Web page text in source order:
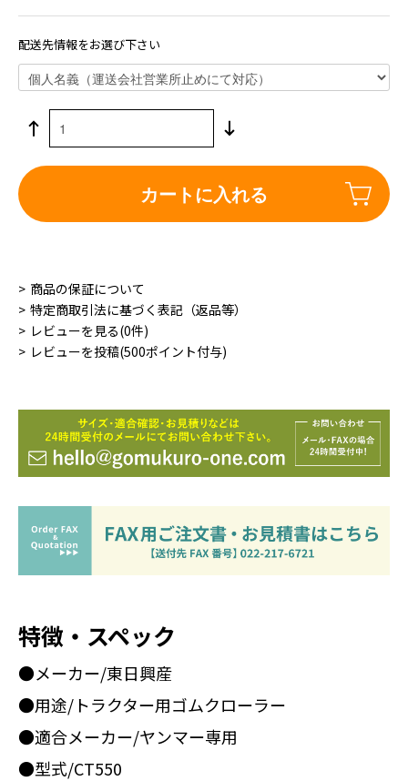
配送先情報をお選び下さい
カートに入れる
商品の保証について
特定商取引法に基づく表記（返品等）
レビューを見る(0件)
レビューを投稿(500ポイント付与)
特徴・スペック
●メーカー/東日興産
●用途/トラクター用ゴムクローラー
●適合メーカー/ヤンマー専用
●型式/CT550